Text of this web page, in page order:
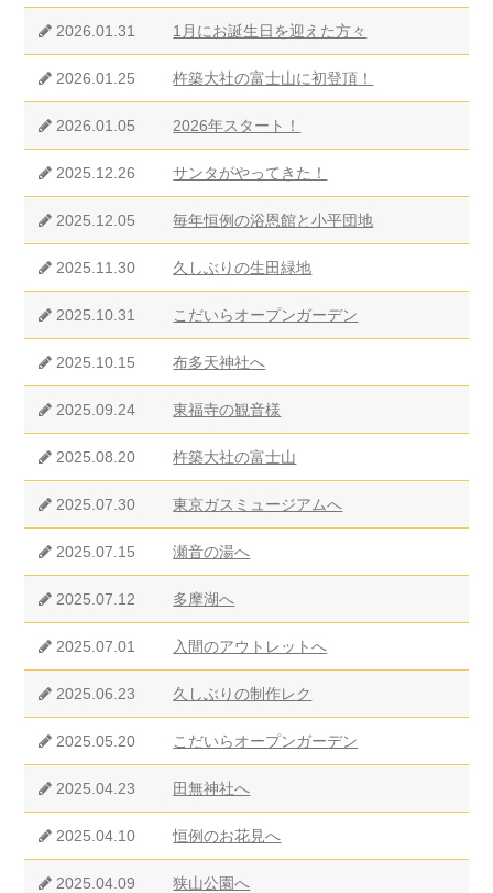
2026.01.31 1月にお誕生日を迎えた方々
2026.01.25 杵築大社の富士山に初登頂！
2026.01.05 2026年スタート！
2025.12.26 サンタがやってきた！
2025.12.05 毎年恒例の浴恩館と小平団地
2025.11.30 久しぶりの生田緑地
2025.10.31 こだいらオープンガーデン
2025.10.15 布多天神社へ
2025.09.24 東福寺の観音様
2025.08.20 杵築大社の富士山
2025.07.30 東京ガスミュージアムへ
2025.07.15 瀬音の湯へ
2025.07.12 多摩湖へ
2025.07.01 入間のアウトレットへ
2025.06.23 久しぶりの制作レク
2025.05.20 こだいらオープンガーデン
2025.04.23 田無神社へ
2025.04.10 恒例のお花見へ
2025.04.09 狭山公園へ